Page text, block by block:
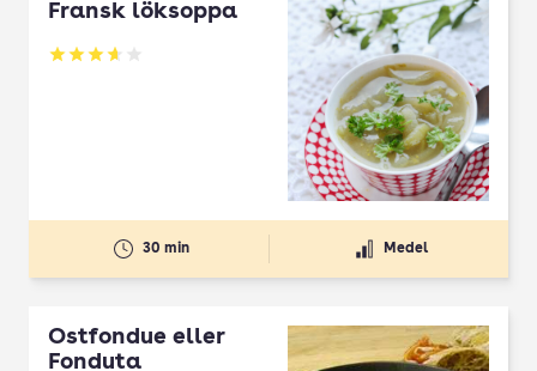
Fransk löksoppa
Betyg: 3.62 av 5
30 min Medel
Ostfondue eller
Fonduta